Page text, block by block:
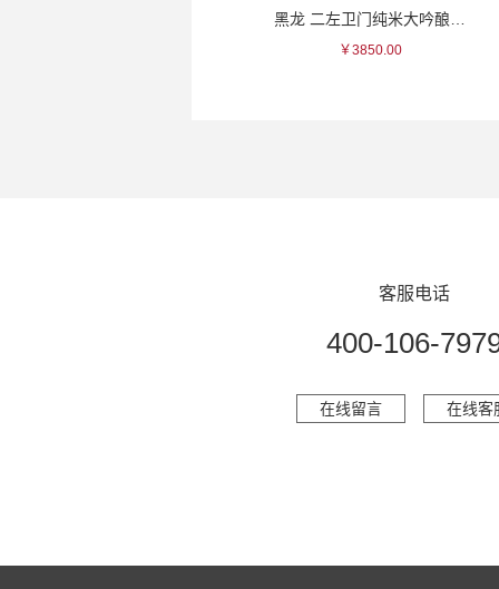
￥3850.00
客服电话
400-106-
在线留言 在线客